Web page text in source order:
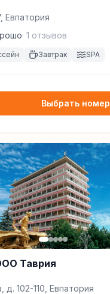
Евпатория
· 1 отзывов
Завтрак SPA
Выбрать номер
Таврия
д. 102-110, Евпатория